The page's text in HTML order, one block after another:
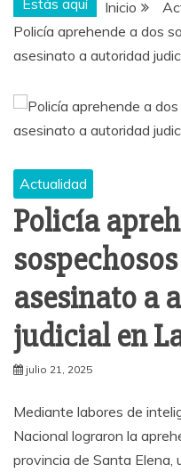
Inicio
Policía aprehende a dos
asesinato a autoridad
Actualidad
Policía
asesinato a
judicial en
julio 21, 2025
Mediante labores de
Nacional lograron la
provincia de Santa Elena,